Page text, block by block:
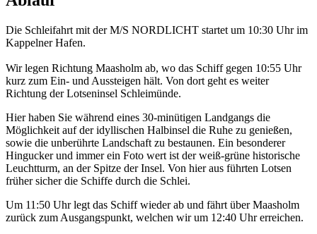
Die Schleifahrt mit der M/S NORDLICHT startet um 10:30 Uhr im
Kappelner Hafen.
Wir legen Richtung Maasholm ab, wo das Schiff gegen 10:55 Uhr
kurz zum Ein- und Aussteigen hält. Von dort geht es weiter
Richtung der Lotseninsel Schleimünde.
Hier haben Sie während eines 30-minütigen Landgangs die
Möglichkeit auf der idyllischen Halbinsel die Ruhe zu genießen,
sowie die unberührte Landschaft zu bestaunen. Ein besonderer
Hingucker und immer ein Foto wert ist der weiß-grüne historische
Leuchtturm, an der Spitze der Insel. Von hier aus führten Lotsen
früher sicher die Schiffe durch die Schlei.
Um 11:50 Uhr legt das Schiff wieder ab und fährt über Maasholm
zurück zum Ausgangspunkt, welchen wir um 12:40 Uhr erreichen.